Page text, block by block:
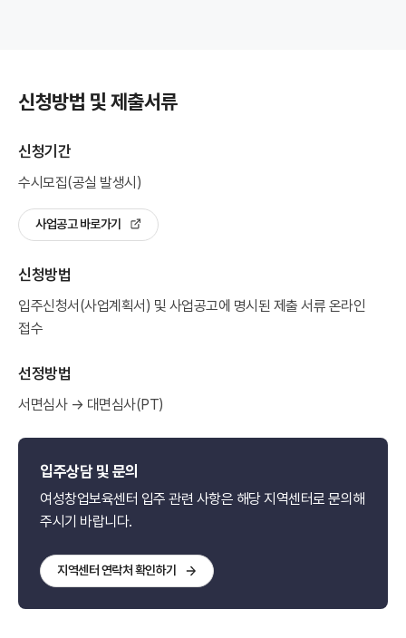
신청방법 및제출서류
신청기간
수시모집(공실 발생시)
사업공고 바로가기
신청방법
입주신청서(사업계획서) 및 사업공고에 명시된 제출 서류 온라인
접수
선정방법
서면심사 → 대면심사(PT)
입주상담 및 문의
여성창업보육센터 입주 관련 사항은 해당 지역센터로 문의해
주시기 바랍니다.
지역센터 연락처 확인하기